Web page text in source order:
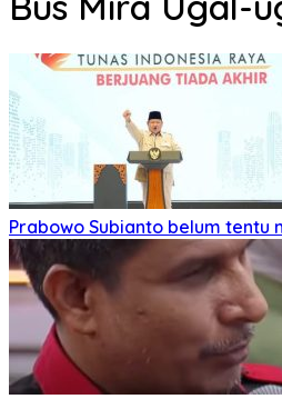
Prabowo Subianto belum tentu